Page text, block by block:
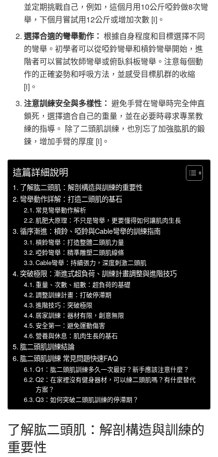
並定期挑戰自己，例如，這個月用10公斤啞鈴做8次彎
舉，下個月嘗試用12公斤或增加次數 [i]。
選擇合適的彎舉動作： 根據自身程度和目標選擇不同
的彎舉。初學者可以從啞鈴彎舉和槓鈴彎舉開始，進
階者可以嘗試牧師彎舉或俯臥斜板彎舉。注意每個動
作的正確姿勢和呼吸方法，並感受目標肌群的收縮
[i]。
注意訓練安全與多樣性： 避免手臂在彎舉時完全伸直
鎖死，選擇適合自己的重量，並在必要時尋求專業教
練的指導。 除了二頭肌訓練，也別忘了加強肱肌的鍛
鍊，增加手臂的厚度 [i]。
這篇詳細說明
了解肱二頭肌：解剖構造與訓練的重要性
彎舉動作詳解：打造二頭肌的基石
常見彎舉動作解析
肌肥大原理：不只是彎舉，更要懂得如何讓肌肉生長
循序漸進：槓鈴、啞鈴與Cable彎舉的訓練指南
槓鈴彎舉：打造整體二頭肌力量
啞鈴彎舉：精準雕塑二頭肌線條
Cable彎舉：持續張力，深度刺激二頭肌
突破極限：漸進式超負荷、訓練計畫調整與進階技巧
重量、次數、組數：超負荷的基礎
調整訓練計畫：打破停滯期
進階技巧：突破極限
居家訓練：器材有限，創意無限
安全第一：避免運動傷害
營養與休息：肌肉生長的基石
肱二頭肌訓練結論
肱二頭肌訓練 常見問題快速FAQ
Q1：肱二頭肌訓練多久一次最好？新手應該注意什麼？
Q2：在家裡沒有健身器材，可以練二頭肌嗎？有什麼替代
方案？
Q3：如何突破二頭肌訓練的停滯期？
了解肱二頭肌：解剖構造與訓練的
重要性